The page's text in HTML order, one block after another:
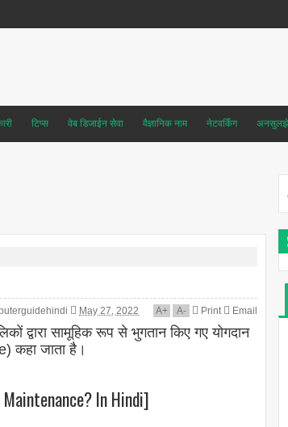
टिप्स वेब डिजाईन सेवा वैज्ञानिक नाम नेटवर्किंग अनसुलझे
May 27, 2022 A+ A- Print Email
द्वारा सामूहिक रूप से भुगतान किए गए योगदान
कहा जाता है।
In Hindi]